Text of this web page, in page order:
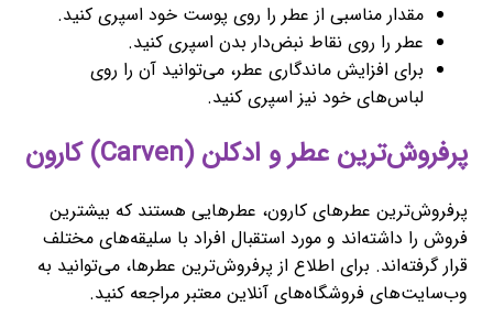
مقدار مناسبی از عطر را روی پوست خود اسپری کنید.
عطر را روی نقاط نبض‌دار بدن اسپری کنید.
برای افزایش ماندگاری عطر، می‌توانید آن را روی
لباس‌های خود نیز اسپری کنید.
پرفروش‌ترین عطر و ادکلن (Carven) کارون
پرفروش‌ترین عطرهای کارون، عطرهایی هستند که بیشترین
فروش را داشته‌اند و مورد استقبال افراد با سلیقه‌های مختلف
قرار گرفته‌اند. برای اطلاع از پرفروش‌ترین عطرها، می‌توانید به
وب‌سایت‌های فروشگاه‌های آنلاین معتبر مراجعه کنید.